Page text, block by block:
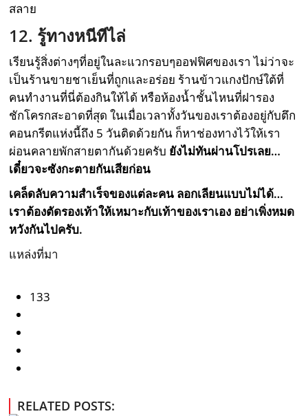
สลาย
12. รู้ทางหนีทีไล่
เรียนรู้สิ่งต่างๆที่อยู่ในละแวกรอบๆออฟฟิศของเรา ไม่ว่าจะ
เป็นร้านขายชาเย็นที่ถูกและอร่อย ร้านข้าวแกงปักษ์ใต้ที่
คนทำงานที่นี่ต้องกินให้ได้ หรือห้องน้ำชั้นไหนที่ฝารอง
ชักโครกสะอาดที่สุด ในเมื่อเวลาทั้งวันของเราต้องอยู่กับตึก
คอนกรีตแห่งนี้ถึง 5 วันติดด้วยกัน ก็หาช่องทางไว้ให้เรา
ผ่อนคลายพักสายตากันด้วยครับ ยังไม่ทันผ่านโปรเลย…
เดี๋ยวจะซังกะตายกันเสียก่อน
เคล็ดลับความสำเร็จของแต่ละคน ลอกเลียนแบบไม่ได้…
เราต้องตัดรองเท้าให้เหมาะกับเท้าของเราเอง อย่าเพิ่งหมด
หวังกันไปครับ.
แหล่งที่มา
133
RELATED POSTS: